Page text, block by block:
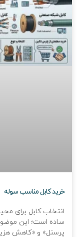
خرید کابل مناسب سوله
انتخاب کابل برای
ساده است؛ این
پرسنل» و «کاهش